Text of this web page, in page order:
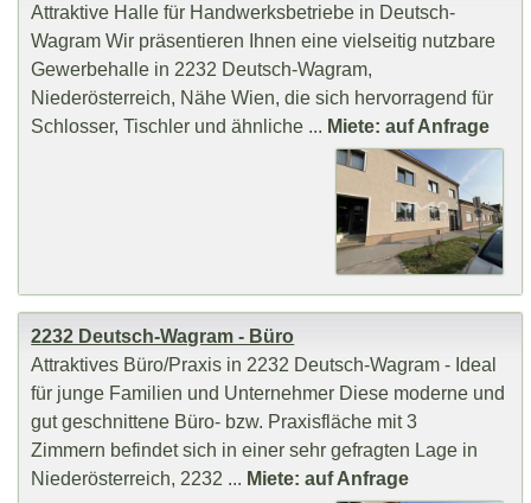
Attraktive Halle für Handwerksbetriebe in Deutsch-
Wagram Wir präsentieren Ihnen eine vielseitig nutzbare
Gewerbehalle in 2232 Deutsch-Wagram,
Niederösterreich, Nähe Wien, die sich hervorragend für
Schlosser, Tischler und ähnliche ... Miete: auf Anfrage
2232 Deutsch-Wagram - Büro
Attraktives Büro/Praxis in 2232 Deutsch-Wagram - Ideal
für junge Familien und Unternehmer Diese moderne und
gut geschnittene Büro- bzw. Praxisfläche mit 3
Zimmern befindet sich in einer sehr gefragten Lage in
Niederösterreich, 2232 ... Miete: auf Anfrage